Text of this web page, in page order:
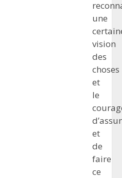
une
vision
des
choses
et
le
et
de
faire
ce